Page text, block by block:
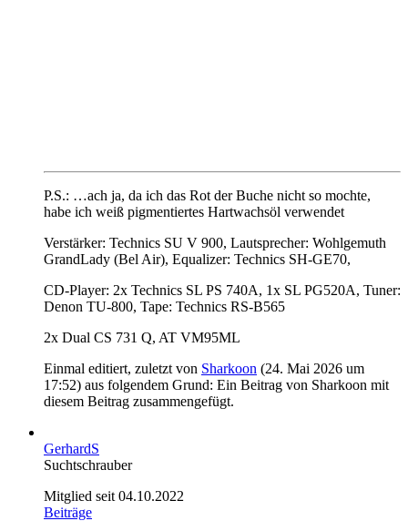
P.S.: …ach ja, da ich das Rot der Buche nicht so mochte,
habe ich weiß pigmentiertes Hartwachsöl verwendet
Verstärker: Technics SU V 900, Lautsprecher: Wohlgemuth
GrandLady (Bel Air), Equalizer: Technics SH-GE70,
CD-Player: 2x Technics SL PS 740A, 1x SL PG520A, Tuner:
Denon TU-800, Tape: Technics RS-B565
2x Dual CS 731 Q, AT VM95ML
Einmal editiert, zuletzt von Sharkoon (24. Mai 2026 um
17:52) aus folgendem Grund: Ein Beitrag von Sharkoon mit
diesem Beitrag zusammengefügt.
GerhardS
Suchtschrauber
Mitglied seit 04.10.2022
Beiträge